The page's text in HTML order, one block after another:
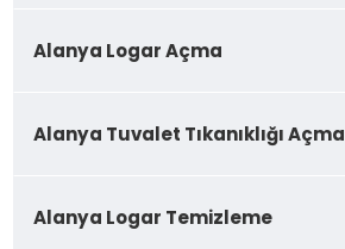
Alanya Logar Açma
Alanya Tuvalet Tıkanıklığı Açma
Alanya Logar Temizleme